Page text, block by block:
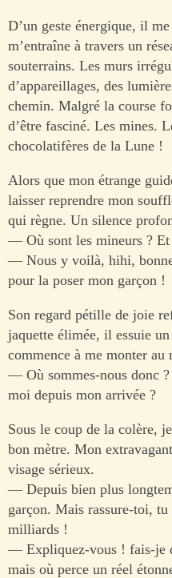
D’un geste énergique, il
m’entraîne à travers un
souterrains. Les murs
d’appareillages, des
chemin. Malgré la course
d’être fasciné. Les mines.
chocolatifères de la Lune !
Alors que mon étrange
laisser reprendre mon
qui règne. Un silence
— Où sont les mineurs ?
— Nous y voilà, hihi,
pour la poser mon garçon !
Son regard pétille de joie
jaquette élimée, il essuie
commence à me monter au
— Où sommes-nous donc
moi depuis mon arrivée ?
Sous le coup de la colère,
bon mètre. Mon
visage sérieux.
— Depuis bien plus
garçon. Mais rassure-toi, tu
milliards !
— Expliquez-vous ! fais-je
mais où perce un réel